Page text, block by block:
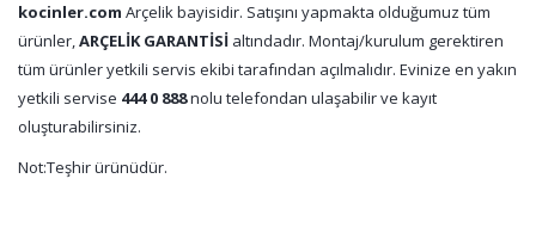
kocinler.com Arçelik bayisidir. Satışını yapmakta olduğumuz tüm
ürünler,ARÇELİK GARANTİSİ altındadır. Montaj/kurulum gerektiren
tüm ürünler yetkili servis ekibi tarafından açılmalıdır. Evinize en yakın
yetkili servise 444 0 888nolu telefondan ulaşabilir ve kayıt
oluşturabilirsiniz.
Not:Teşhir ürünüdür.